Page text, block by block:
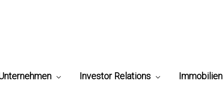
Investor Relations Immobilien